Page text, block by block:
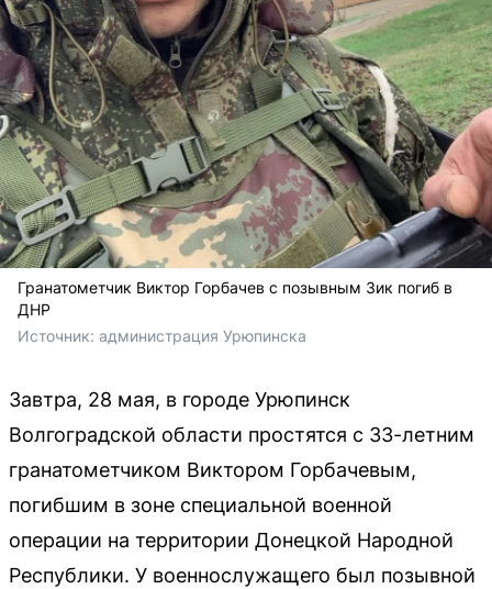
Гранатометчик Виктор Горбачев с позывным Зик погиб в
ДНР
Источник: администрация Урюпинска
Завтра, 28 мая, в городе Урюпинск
Волгоградской области простятся с 33-летним
гранатометчиком Виктором Горбачевым,
погибшим в зоне специальной военной
операции на территории Донецкой Народной
Республики. У военнослужащего был позывной